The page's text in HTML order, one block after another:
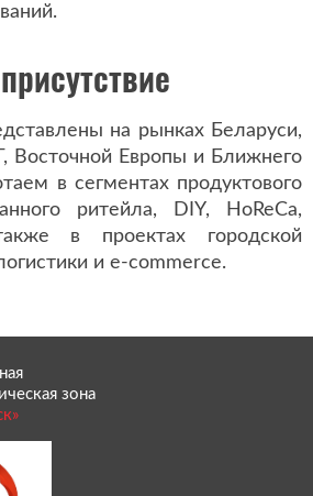
на рынках Беларуси,
Восточной Европы и Ближнего
в сегментах продуктового
ритейла, DIY, HoReCa,
в проектах городской
и e-commerce.
зона